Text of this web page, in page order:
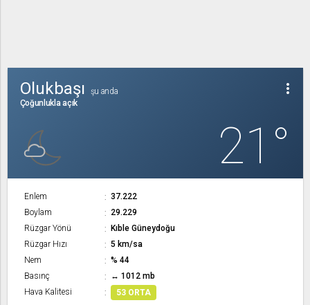
more_vert
Olukbaşı
şu anda
Çoğunlukla açık
21°
Enlem
37.222
Boylam
29.229
Rüzgar Yönü
Kıble Güneydoğu
Rüzgar Hızı
5 km/sa
Nem
% 44
Basınç
↔ 1012 mb
Hava Kalitesi
53 ORTA